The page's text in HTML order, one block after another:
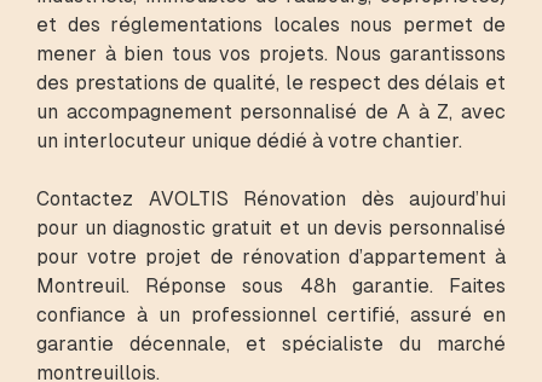
et des réglementations locales nous permet de
mener à bien tous vos projets. Nous garantissons
des prestations de qualité, le respect des délais et
un accompagnement personnalisé de A à Z, avec
un interlocuteur unique dédié à votre chantier.
Contactez AVOLTIS Rénovation dès aujourd’hui
pour un diagnostic gratuit et un devis personnalisé
pour votre projet de rénovation d’appartement à
Montreuil. Réponse sous 48h garantie. Faites
confiance à un professionnel certifié, assuré en
garantie décennale, et spécialiste du marché
montreuillois.